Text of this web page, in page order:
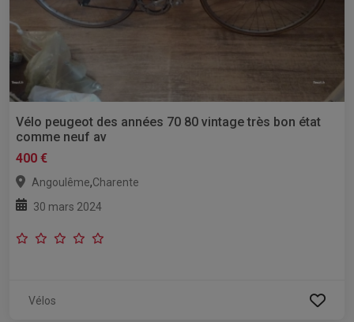
Vélo peugeot des années 70 80 vintage très bon état
comme neuf av
400 €
Angoulême,Charente
30 mars 2024
Vélos